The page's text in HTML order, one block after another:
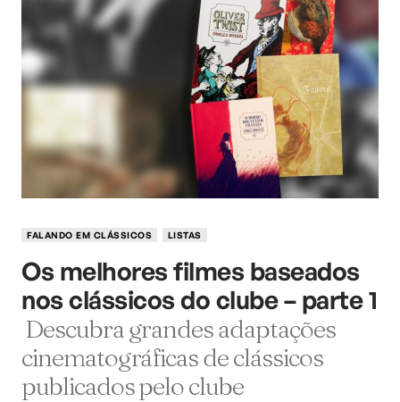
FALANDO EM CLÁSSICOS LISTAS
Os melhores filmes baseados
nos clássicos do clube – parte 1
Descubra grandes adaptações
cinematográficas de clássicos
publicados pelo clube